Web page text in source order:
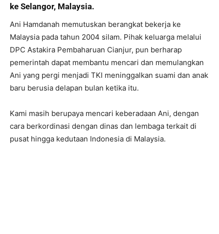
ke Selangor, Malaysia.
Ani Hamdanah memutuskan berangkat bekerja ke
Malaysia pada tahun 2004 silam. Pihak keluarga melalui
DPC Astakira Pembaharuan Cianjur, pun berharap
pemerintah dapat membantu mencari dan memulangkan
Ani yang pergi menjadi TKI meninggalkan suami dan anak
baru berusia delapan bulan ketika itu.
Kami masih berupaya mencari keberadaan Ani, dengan
cara berkordinasi dengan dinas dan lembaga terkait di
pusat hingga kedutaan Indonesia di Malaysia.